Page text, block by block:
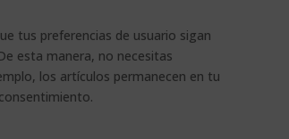
tus preferencias de usuario sigan
esta manera, no necesitas
los artículos permanecen en tu